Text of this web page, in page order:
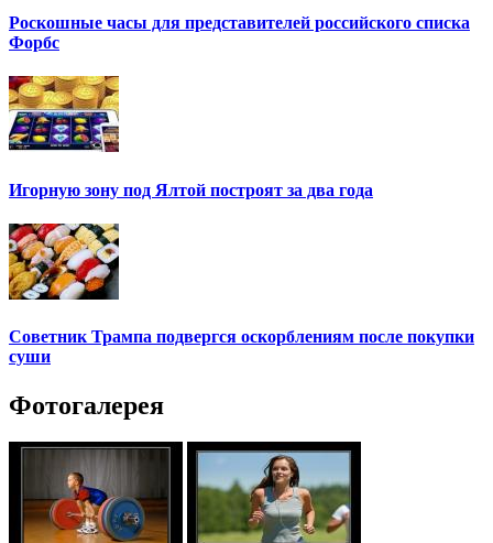
Роскошные часы для представителей российского списка
Форбс
Игорную зону под Ялтой построят за два года
Советник Трампа подвергся оскорблениям после покупки
суши
Фотогалерея